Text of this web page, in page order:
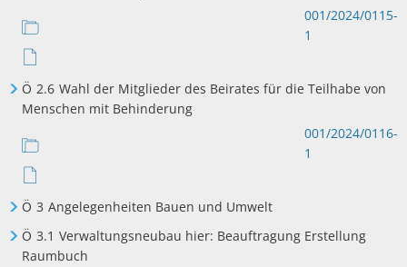
001/2024/0115-
1
Ö 2.6 Wahl der Mitglieder des Beirates für die Teilhabe von
Menschen mit Behinderung
001/2024/0116-
1
Ö 3 Angelegenheiten Bauen und Umwelt
Ö 3.1 Verwaltungsneubau hier: Beauftragung Erstellung
Raumbuch